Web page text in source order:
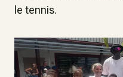
le tennis.